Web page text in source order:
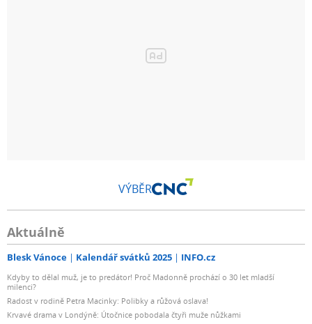
VÝBĚR
Aktuálně
Blesk Vánoce Kalendář svátků 2025 INFO.cz
Kdyby to dělal muž, je to predátor! Proč Madonně prochází o 30 let mladší
milenci?
Radost v rodině Petra Macinky: Polibky a růžová oslava!
Krvavé drama v Londýně: Útočnice pobodala čtyři muže nůžkami